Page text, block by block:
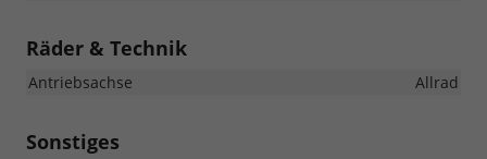
Räder & Technik
Antriebsachse Allrad
Sonstiges